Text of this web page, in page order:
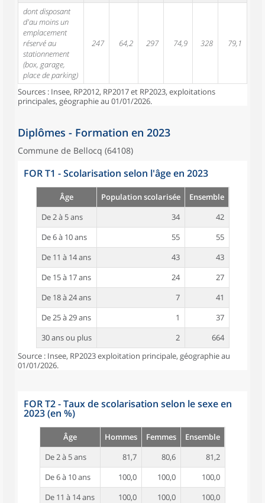
dont disposant
d'au moins un
emplacement
réservé au
stationnement
(box, garage,
place de parking)
247 64,2 297 74,9 328 79,1
Sources : Insee, RP2012, RP2017 et RP2023, exploitations
principales, géographie au 01/01/2026.
Diplômes - Formation en 2023
Commune de Bellocq (64108)
FOR T1 - Scolarisation selon l'âge en 2023
Âge Population scolarisée
Ensemble
De 2 à 5 ans
34
42
De 6 à 10 ans
55
55
De 11 à 14 ans
43
43
De 15 à 17 ans
24
27
De 18 à 24 ans
7
41
De 25 à 29 ans
1
37
30 ans ou plus
2
664
Source : Insee, RP2023 exploitation principale, géographie au
01/01/2026.
FOR T2 - Taux de scolarisation selon le sexe en
2023 (en %)
Âge Hommes Femmes
Ensemble
De 2 à 5 ans
81,7 80,6
81,2
De 6 à 10 ans
100,0 100,0
100,0
De 11 à 14 ans
100,0 100,0
100,0